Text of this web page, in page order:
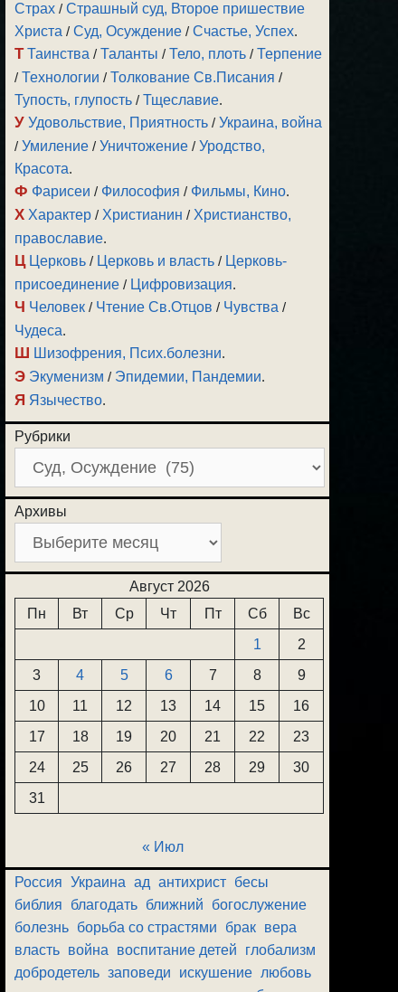
Страх /Страшный суд, Второе пришествие
Христа /Суд, Осуждение /Счастье, Успех.
Т Таинства /Таланты /Тело, плоть /Терпение
/Технологии /Толкование Св.Писания /
Тупость, глупость /Тщеславие.
У Удовольствие, Приятность /Украина, война
/Умиление /Уничтожение /Уродство,
Красота.
Ф Фарисеи / Философия / Фильмы, Кино.
Х Характер / Христианин / Христианство,
православие.
Ц Церковь / Церковь и власть / Церковь-
присоединение / Цифровизация.
Ч Человек / Чтение Св.Отцов / Чувства /
Чудеса.
Ш Шизофрения, Псих.болезни.
Э Экуменизм / Эпидемии, Пандемии.
Я Язычество.
Рубрики
Архивы
Август 2026
Пн
Вт Ср Чт Пт Сб
Вс
1
2
3
4 5 6 7 8
9
10
11 12 13 14 15
16
17
18 19 20 21 22
23
24
25 26 27 28 29
30
31
« Июл
Россия Украина ад антихрист бесы
библия
благодать ближний
богослужение
болезнь борьба со страстями брак вера
власть война воспитание детей
глобализм
добродетель заповеди искушение любовь